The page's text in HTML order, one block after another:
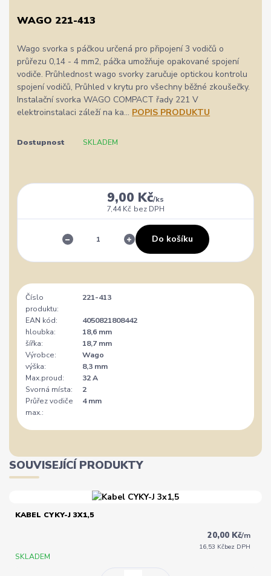
WAGO 221-413
Wago svorka s páčkou určená pro připojení 3 vodičů o
průřezu 0,14 - 4 mm2, páčka umožňuje opakované spojení
vodiče. Průhlednost wago svorky zaručuje optickou kontrolu
spojení vodičů, Průhled v krytu pro všechny běžné zkoušečky.
Instalační svorka WAGO COMPACT řady 221 V
elektroinstalaci záleží na ka... POPIS PRODUKTU
Dostupnost SKLADEM
9,00 Kč/ks
7,44 Kč bez DPH
Do košíku
Číslo
produktu:
221-413
EAN kód:
4050821808442
hloubka:
18,6 mm
šířka:
18,7 mm
Výrobce:
Wago
výška:
8,3 mm
Max.proud:
32 A
Svorná místa:
2
Průřez vodiče
max.:
4 mm
SOUVISEJÍCÍ PRODUKTY
KABEL CYKY-J 3X1,5
20,00 Kč/m
16,53 Kčbez DPH
SKLADEM